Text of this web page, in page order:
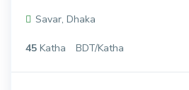
Savar, Dhaka
45 Katha BDT/Katha